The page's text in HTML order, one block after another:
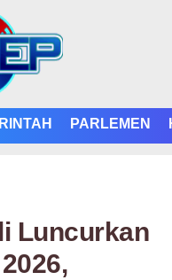
PARLEMEN
Luncurkan